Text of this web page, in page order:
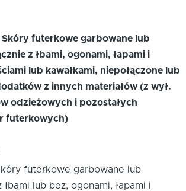
Skóry futerkowe garbowane lub
z łbami, ogonami, łapami i
lub kawałkami, niepołączone lub
z innych materiałów (z wył.
odzieżowych i pozostałych
futerkowych)
futerkowe garbowane lub
lub bez, ogonami, łapami i